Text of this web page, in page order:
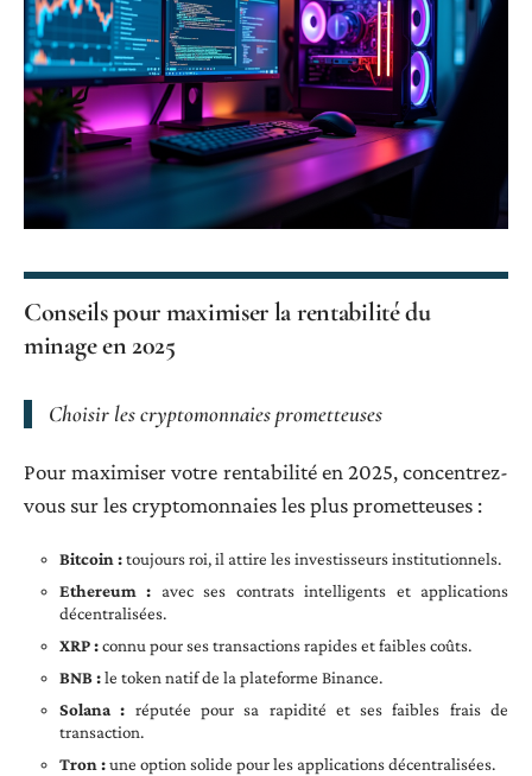
Conseils pour maximiser la rentabilité du
minage en 2025
Choisir les cryptomonnaies prometteuses
Pour maximiser votre rentabilité en 2025, concentrez-
vous sur les cryptomonnaies les plus prometteuses :
Bitcoin :toujours roi, il attire les investisseurs institutionnels.
Ethereum : avec ses contrats intelligents et applications
décentralisées.
XRP :connu pour ses transactions rapides et faibles coûts.
BNB :le token natif de la plateforme Binance.
Solana : réputée pour sa rapidité et ses faibles frais de
transaction.
Tron :une option solide pour les applications décentralisées.